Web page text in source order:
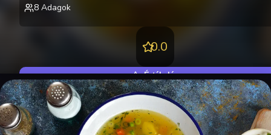
8 Adagok
0.0
Értékelés